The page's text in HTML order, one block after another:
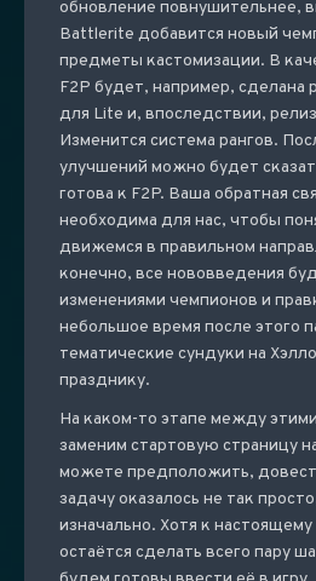
обновление повнушительнее,
Battlerite добавится новый
предметы кастомизации. В
F2P будет, например, сделана
для Lite и, впоследствии,
Изменится система рангов.
улучшений можно будет
готова к F2P. Ваша обратная
необходима для нас, чтобы
движемся в правильном
конечно, все нововведения
изменениями чемпионов и
небольшое время после этого
тематические сундуки на
празднику.
На каком-то этапе между
заменим стартовую страницу
можете предположить,
задачу оказалось не так
изначально. Хотя к
остаётся сделать всего пару